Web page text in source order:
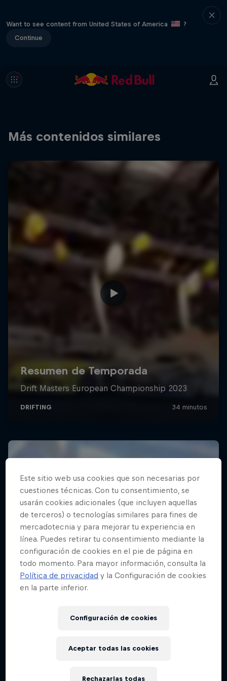
Want to see content from United States of America
?
Continue
Más contenidos similares
Este sitio web usa cookies que son necesarias por
cuestiones técnicas. Con tu consentimiento, se
usarán cookies adicionales (que incluyen aquellas
de terceros) o tecnologías similares para fines de
mercadotecnia y para mejorar tu experiencia en
línea. Puedes retirar tu consentimiento mediante la
configuración de cookies en el pie de página en
todo momento. Para mayor información, consulta la
Política de privacidad y la Configuración de cookies
en la parte inferior.
Configuración de cookies
Rechazarlas todas
Aceptar todas las cookies